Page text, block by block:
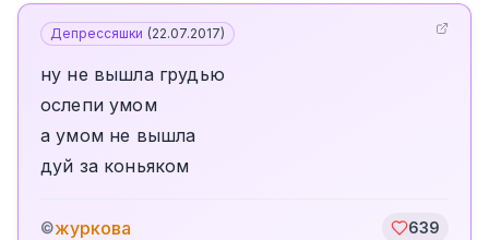
Депрессяшки (22.07.2017)
ну не вышла грудью
ослепи умом
а умом не вышла
дуй за коньяком
©журкова 639